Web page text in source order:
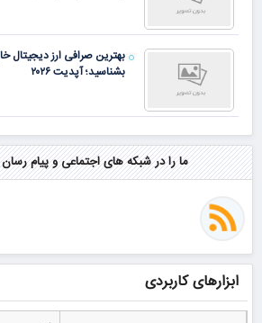
بهترین صرافی ارز دیجیتال
بشناسید؛ آپدیت ۲۰۲۶
ما را در شبکه های اجتماعی و پیام رسان
ابزارهای کاربردی